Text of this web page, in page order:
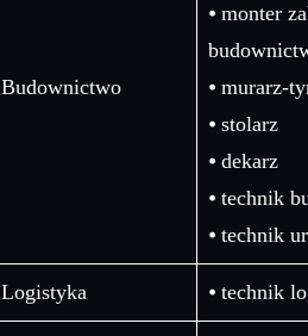
Budownictwo
⦁ monter
⦁ murarz-
⦁ stolarz
⦁ dekarz
⦁ technik
⦁ technik
Logistyka ⦁ technik